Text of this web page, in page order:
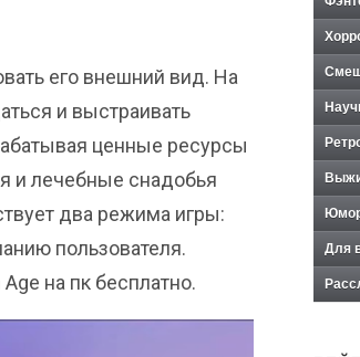
его внешний вид. На
и выстраивать
ценные ресурсы
и лечебные снадобья
два режима игры:
пользователя.
на пк бесплатно.
Для